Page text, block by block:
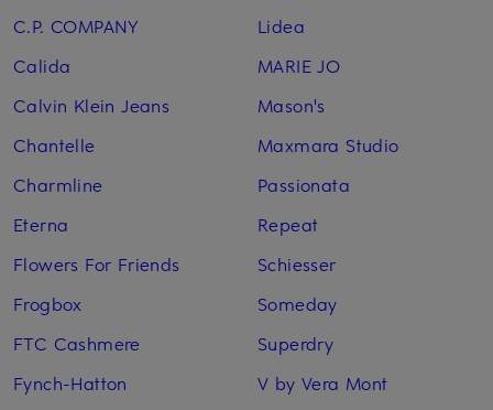
C.P. COMPANY
Calida
Calvin Klein Jeans
Chantelle
Charmline
Eterna
Flowers For Friends
Frogbox
FTC Cashmere
Fynch-Hatton
Lidea
MARIE JO
Mason's
Maxmara Studio
Passionata
Repeat
Schiesser
Someday
Superdry
V by Vera Mont